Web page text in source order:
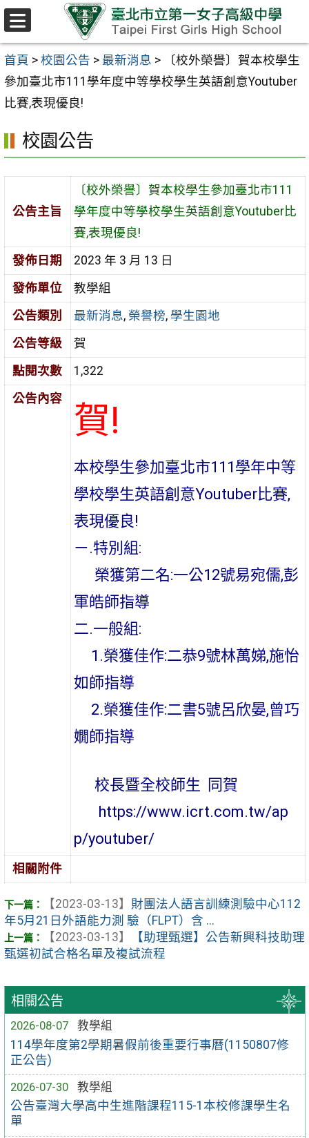
跳至主要內容區
首頁 > 校園公告 > 最新消息 >
〔校外榮譽〕賀本校學生
參加臺北市111學年度中等學校學生英語創意Youtuber
比賽,表現優良!
相關公告
2026-08-07
教學組
114學年度第2學期暑假前後重要行事曆(1150807修
正公告)
2026-07-30
教學組
公告臺灣大學高中生進階課程115-1本校修課學生名
單
校園公告
公告主旨
〔校外榮譽〕賀本校學生參加臺北市111
學年度中等學校學生英語創意Youtuber比
賽,表現優良!
發佈日期
2023 年 3 月 13 日
發佈單位
教學組
公告類別
最新消息, 榮譽榜, 學生園地
公告等級
賀
點閱次數
1,322
公告內容
賀!
本校學生參加臺北市111學年中等
學校學生英語創意Youtuber比賽,
表現優良!
ㄧ.特別組:
榮獲第二名:一公12號易宛儒,彭
軍皓師指導
二.一般組:
1.榮獲佳作:二恭9號林萬娣,施怡
如師指導
2.榮獲佳作:二書5號呂欣晏,曾巧
嫺師指導
校長暨全校師生 同賀
https://www.icrt.com.tw/ap
p/youtuber/
相關附件
【2023-03-13】 財團法人語言訓練測驗中心112
年5月21日外語能力測 驗（FLPT）含 ...
【2023-03-13】
【助理甄選】公告新興科技助理
甄選初試合格名單及複試流程
選
單